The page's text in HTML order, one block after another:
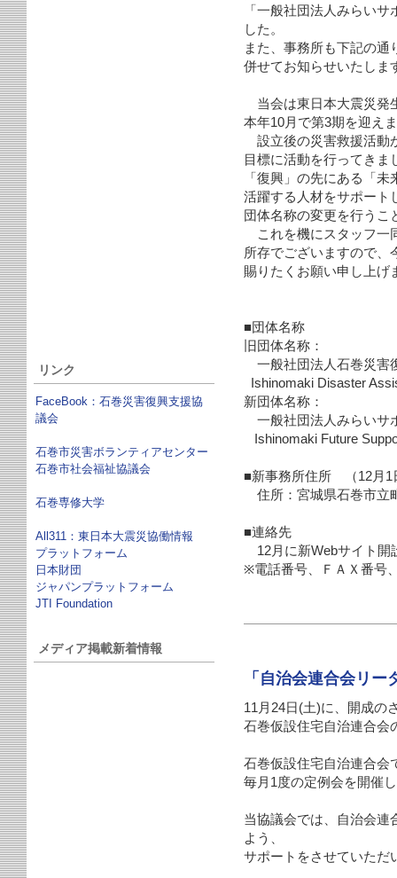
「一般社団法人みらい
した。
また、事務所も下記の
併せてお知らせいたしま
当会は東日本大震災発
本年10月で第3期を迎え
設立後の災害救援活動
目標に活動を行ってきま
「復興」の先にある「
活躍する人材をサポート
団体名称の変更を行うこ
これを機にスタッフ一
所存でございますので、
賜りたくお願い申し上げ
■団体名称
旧団体名称：
一般社団法人石巻災害
Ishinomaki Disaster
新団体名称：
一般社団法人みらいサ
Ishinomaki Future
■新事務所住所 （12月1
住所：宮城県石巻市
■連絡先
12月に新Webサイト開
※電話番号、ＦＡＸ番号
「自治会連合会リー
11月24日(土)に、開成の
石巻仮設住宅自治連合会
石巻仮設住宅自治連合会
毎月1度の定例会を開催
当協議会では、自治会連
よう、
サポートをさせていただ
リンク
FaceBook：石巻災害復興支援協
議会
石巻市災害ボランティアセンター
石巻市社会福祉協議会
石巻専修大学
All311：東日本大震災協働情報
プラットフォーム
日本財団
ジャパンプラットフォーム
JTI Foundation
メディア掲載新着情報